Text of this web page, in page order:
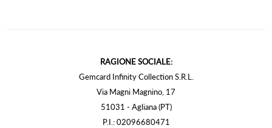
RAGIONE SOCIALE:
Gemcard Infinity Collection S.R.L.
Via Magni Magnino, 17
51031 - Agliana (PT)
P.I.: 02096680471